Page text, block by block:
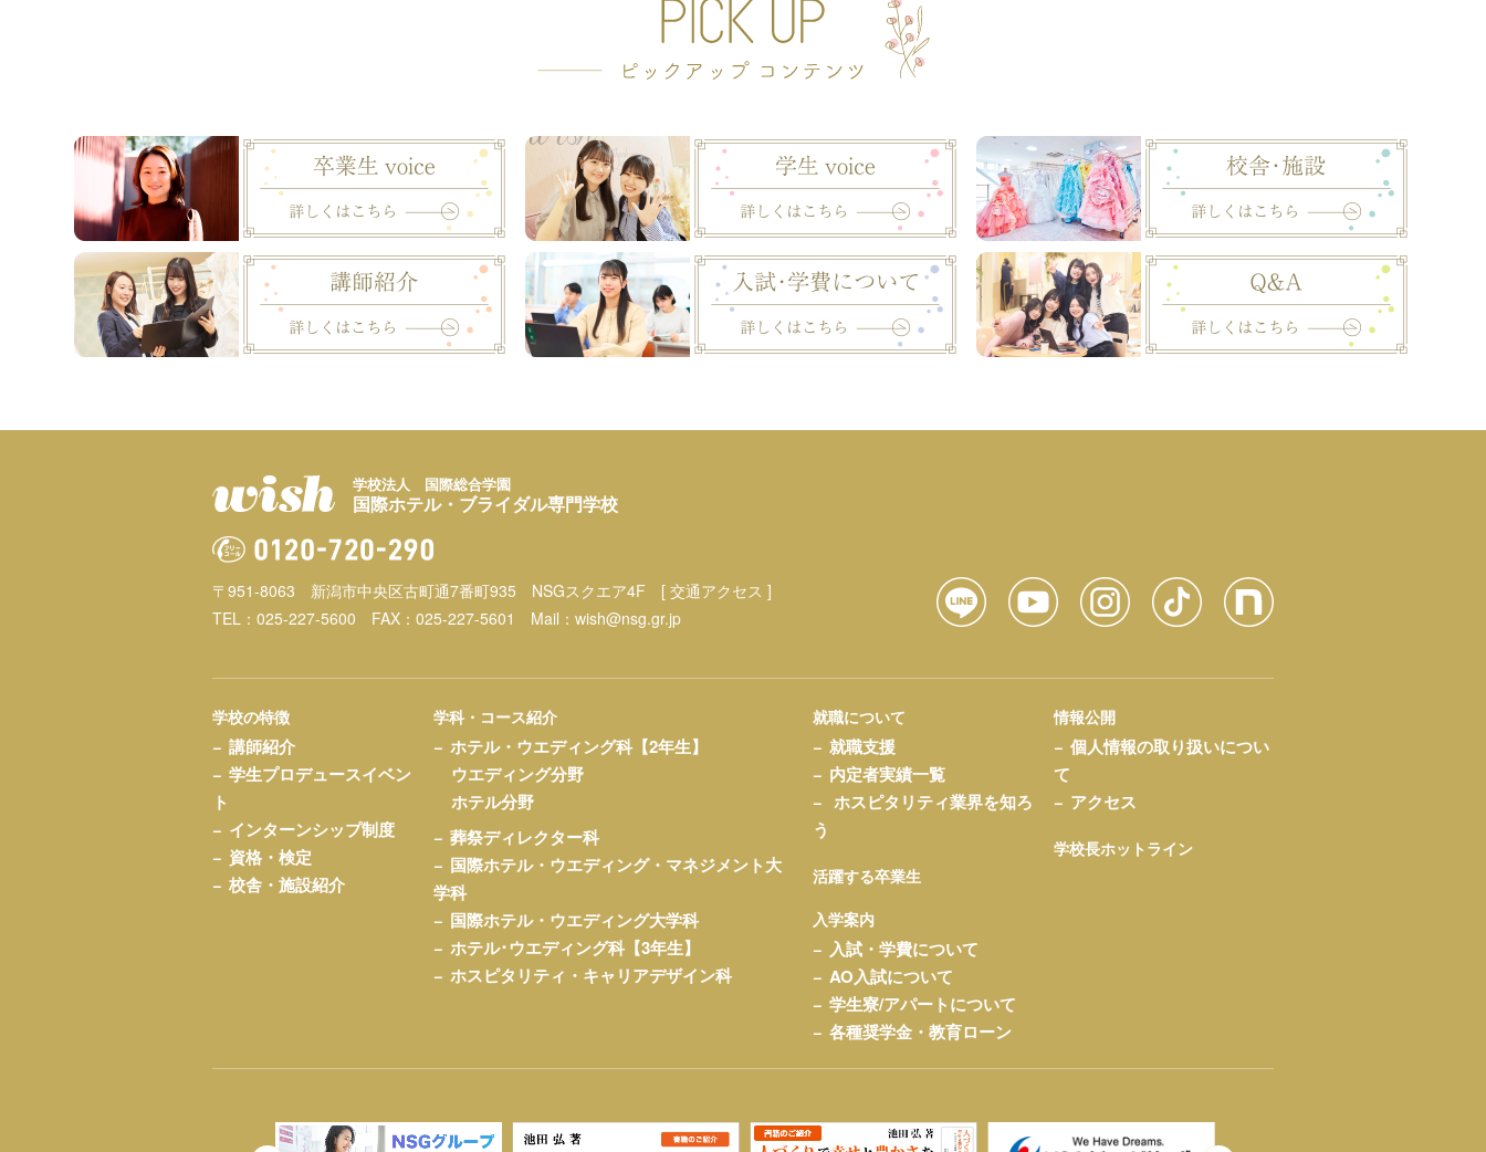
学校法人 国際総合学園
国際ホテル・ブライダル専門学校
〒951-8063 新潟市中央区古町通7番町935 NSGスクエア4F
[ 交通アクセス ]
TEL：025-227-5600
FAX：025-227-5601 Mail： wish@nsg.gr.jp
学校の特徴
講師紹介
学生プロデュースイベン
ト
インターンシップ制度
資格・検定
校舎・施設紹介
学科・コース紹介
ホテル・ウエディング科【2年生】
ウエディング分野
ホテル分野
葬祭ディレクター科
国際ホテル・ウエディング・マネジメント大
学科
国際ホテル・ウエディング大学科
ホテル･ウエディング科【3年生】
ホスピタリティ・キャリアデザイン科
就職について
就職支援
内定者実績一覧
ホスピタリティ業界を知ろ
う
活躍する卒業生
入学案内
入試・学費について
AO入試について
学生寮/アパートについて
各種奨学金・教育ローン
情報公開
個人情報の取り扱いについ
て
アクセス
学校長ホットライン